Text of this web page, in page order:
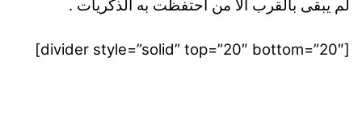
لم يبقى بالقرب الا من احتفظت به الذكريات .
[divider style=”solid” top=”20″ bottom=”20″]